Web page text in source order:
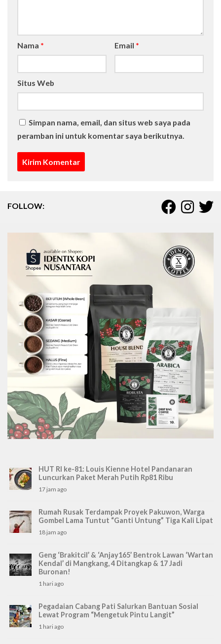
Nama * Email *
Situs Web
Simpan nama, email, dan situs web saya pada
peramban ini untuk komentar saya berikutnya.
FOLLOW:
HUT RI ke-81: Louis Kienne Hotel Pandanaran
Luncurkan Paket Merah Putih Rp81 Ribu
17 jam ago
Rumah Rusak Terdampak Proyek Pakuwon, Warga
Gombel Lama Tuntut “Ganti Untung” Tiga Kali Lipat
18 jam ago
Geng ‘Brakitcil’ & ‘Anjay165’ Bentrok Lawan ‘Wartan
Kendal’ di Mangkang, 4 Ditangkap & 17 Jadi
Buronan!
1 hari ago
Pegadaian Cabang Pati Salurkan Bantuan Sosial
Lewat Program “Mengetuk Pintu Langit”
1 hari ago